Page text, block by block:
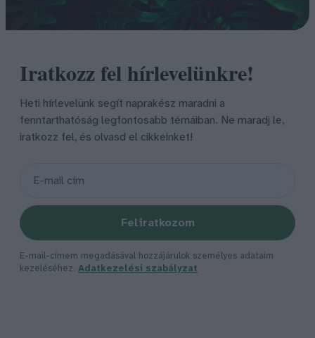
Iratkozz fel hírlevelünkre!
Heti hírlevelünk segít naprakész maradni a
fenntarthatóság legfontosabb témáiban. Ne maradj le,
iratkozz fel, és olvasd el cikkeinket!
Feliratkozom
E-mail-címem megadásával hozzájárulok személyes adataim
kezeléséhez. Adatkezelési szabályzat